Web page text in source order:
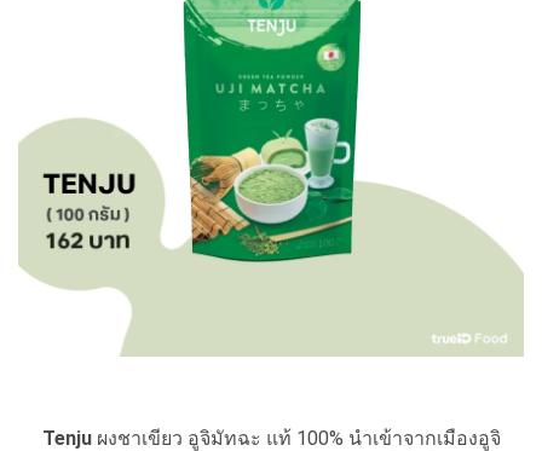
Tenju ผงชาเขียว อูจิมัทฉะ แท้ 100% นำเข้าจากเมืองอูจิ